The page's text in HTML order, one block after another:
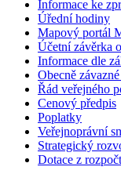
Informace ke
Úřední hodiny
Mapový portál
Účetní závěrka
Informace dle
Obecně
Řád veřejného
Cenový předpis
Poplatky
Veřejnoprávní
Strategický
Dotace z